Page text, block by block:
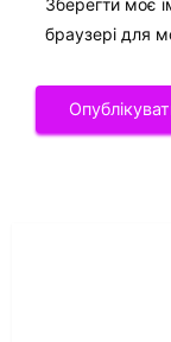
Зберегти моє
браузері для